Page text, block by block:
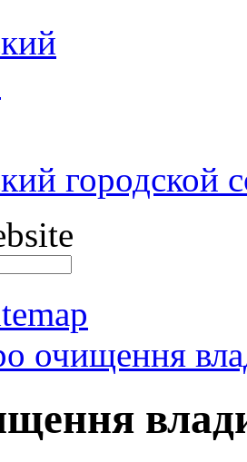
городской
очищення